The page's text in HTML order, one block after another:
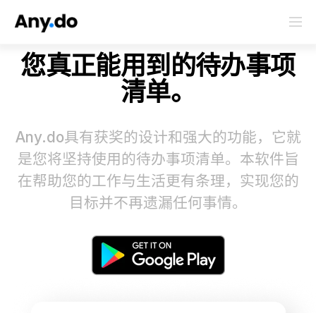
您真正能用到的待办事项
清单。
Any.do具有获奖的设计和强大的功能，它就
是您将坚持使用的待办事项清单。本软件旨
在帮助您的工作与生活更有条理，实现您的
目标并不再遗漏任何事情。